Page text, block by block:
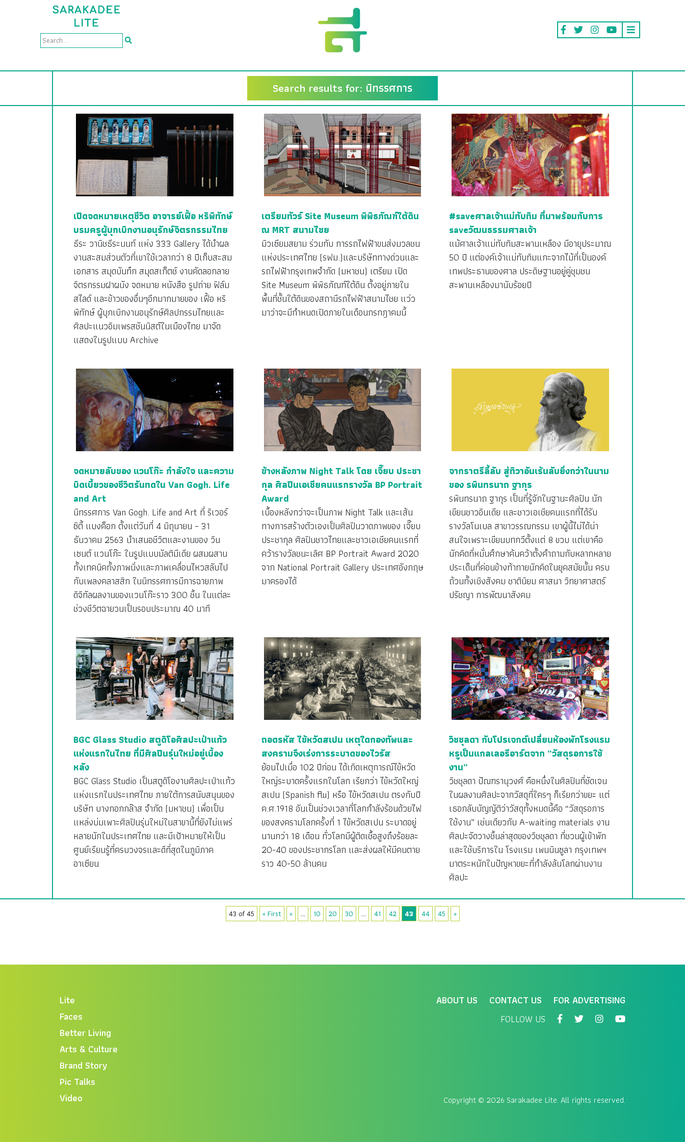
Search results for: นิทรรศการ
เปิดจดหมายเหตุชีวิต อาจารย์เฟื้อ หริพิทักษ์
บรมครูผู้บุกเบิกงานอนุรักษ์จิตรกรรมไทย
ธีระ วานิชธีระนนท์ แห่ง 333 Gallery ได้นำผล
งานสะสมส่วนตัวที่เขาใช้เวลากว่า 8 ปีเก็บสะสม
เอกสาร สมุดบันทึก สมุดสเก็ตช์ งานคัดลอกลาย
จิตรกรรมฝาผนัง จดหมาย หนังสือ รูปถ่าย ฟิล์ม
สไลด์ และข้าวของอื่นๆอีกมากมายของ เฟื้อ หริ
พิทักษ์ ผู้บุกเบิกงานอนุรักษ์ศิลปกรรมไทยและ
ศิลปะแนวอิมเพรสชันนิสต์ในเมืองไทย มาจัด
แสดงในรูปแบบ Archive
เตรียมทัวร์ Site Museum พิพิธภัณฑ์ใต้ดิน
ณ MRT สนามไชย
มิวเซียมสยาม ร่วมกับ การรถไฟฟ้าขนส่งมวลชน
แห่งประเทศไทย (รฟม.)และบริษัททางด่วนและ
รถไฟฟ้ากรุงเทพจำกัด (มหาชน) เตรียม เปิด
Site Museum พิพิธภัณฑ์ใต้ดิน ตั้งอยู่ภายใน
พื้นที่ชั้นใต้ดินของสถานีรถไฟฟ้าสนามไชย แว่ว
มาว่าจะมีกำหนดเปิดภายในเดือนกรกฎาคมนี้
#saveศาลเจ้าแม่ทับทิม ที่มาพร้อมกับการ
saveวัฒนธรรมศาลเจ้า
แม้ศาลเจ้าแม่ทับทิมสะพานเหลือง มีอายุประมาณ
50 ปี แต่องค์เจ้าแม่ทับทิมแกะจากไม้ที่เป็นองค์
เทพประธานของศาล ประดิษฐานอยู่คู่ชุมชน
สะพานเหลืองมานับร้อยปี
จดหมายลับของ แวนโก๊ะ กำลังใจ และความ
บิดเบี้ยวของชีวิตรันทดใน Van Gogh. Life
and Art
นิทรรศการ Van Gogh. Life and Art ที่ ริเวอร์
ซิตี้ แบงค็อก ตั้งแต่วันที่ 4 มิถุนายน – 31
ธันวาคม 2563 นำเสนอชีวิตและงานของ วิน
เซนต์ แวนโก๊ะ ในรูปแบบมัลติมีเดีย ผสมผสาน
ทั้งเทคนิคทั้งภาพนิ่งและภาพเคลื่อนไหวสลับไป
กับเพลงคลาสสิก ในนิทรรศการมีการฉายภาพ
ดิจิทัลผลงานของแวนโก๊ะราว 300 ชิ้น ในแต่ละ
ช่วงชีวิตฉายวนเป็นรอบประมาณ 40 นาที
ข้างหลังภาพ Night Talk โดย เจี๊ยบ ประชา
กุล ศิลปินเอเชียคนแรกรางวัล BP Portrait
Award
เบื้องหลังกว่าจะเป็นภาพ Night Talk และเส้น
ทางการสร้างตัวเองเป็นศิลปินวาดภาพของ เจี๊ยบ
ประชากุล ศิลปินชาวไทยและชาวเอเชียคนแรกที่
คว้ารางวัลชนะเลิศ BP Portrait Award 2020
จาก National Portrait Gallery ประเทศอังกฤษ
มาครองได้
จากราตรีลี้ลับ สู่ทิวาอันเร้นลับยิ่งกว่าในนาม
ของ รพินทรนาถ ฐากุร
รพินทรนาถ ฐากุร เป็นที่รู้จักในฐานะศิลปิน นัก
เขียนชาวอินเดีย และชาวเอเชียคนแรกที่ได้รับ
รางวัลโนเบล สาขาวรรณกรรม เขาผู้นี้ไม่ได้น่า
สนใจเพราะเขียนบทกวีตั้งแต่ 8 ขวบ แต่เขาคือ
นักคิดที่หมั่นศึกษาค้นคว้าตั้งคำถามกับหลากหลาย
ประเด็นที่ค่อนข้างท้าทายนักคิดในยุคสมัยนั้น ครบ
ถ้วนทั้งเชิงสังคม ชาตินิยม ศาสนา วิทยาศาสตร์
ปรัชญา การพัฒนาสังคม
BGC Glass Studio สตูดิโอศิลปะเป่าแก้ว
แห่งแรกในไทย ที่มีศิลปินรุ่นใหม่อยู่เบื้อง
หลัง
BGC Glass Studio เป็นสตูดิโองานศิลปะเป่าแก้ว
แห่งแรกในประเทศไทย ภายใต้การสนับสนุนของ
บริษัท บางกอกกล๊าส จำกัด (มหาชน) เพื่อเป็น
แหล่งบ่มเพาะศิลปินรุ่นใหม่ในสาขานี้ที่ยังไม่แพร่
หลายนักในประเทศไทย และมีเป้าหมายให้เป็น
ศูนย์เรียนรู้ที่ครบวงจรและดีที่สุดในภูมิภาค
อาเซียน
ถอดรหัส ไข้หวัดสเปน เหตุใดกองทัพและ
สงครามจึงเร่งการระบาดของไวรัส
ย้อนไปเมื่อ 102 ปีก่อน ได้เกิดเหตุการณ์ไข้หวัด
ใหญ่ระบาดครั้งแรกในโลก เรียกว่า ไข้หวัดใหญ่
สเปน (Spanish flu) หรือ ไข้หวัดสเปน ตรงกับปี
ค.ศ.1918 อันเป็นช่วงเวลาที่โลกกำลังร้อนด้วยไฟ
ของสงครามโลกครั้งที่ 1 ไข้หวัดสเปน ระบาดอยู่
นานกว่า 18 เดือน ทั่วโลกมีผู้ติดเชื้อสูงถึงร้อยละ
20-40 ของประชากรโลก และส่งผลให้มีคนตาย
ราว 40-50 ล้านคน
วิชชุลดา กับโปรเจกต์เปลี่ยนห้องพักโรงแรม
หรูเป็นแกลเลอรีอาร์ตจาก “วัสดุรอการใช้
งาน”
วิชชุลดา ปัณฑรานุวงศ์ คือหนึ่งในศิลปินที่ชัดเจน
ในผลงานศิลปะจากวัสดุที่ใครๆ ก็เรียกว่าขยะ แต่
เธอกลับบัญญัติว่าวัสดุทั้งหมดนี้คือ “วัสดุรอการ
ใช้งาน” เช่นเดียวกับ A-waiting materials งาน
ศิลปะจัดวางชิ้นล่าสุดของวิชชุลดา ที่ชวนผู้เข้าพัก
และใช้บริการใน โรงแรม เพนนินซูลา กรุงเทพฯ
มาตระหนักในปัญหาขยะที่กำลังล้นโลกผ่านงาน
ศิลปะ
43 of 45 « First « ... 10 20 30 ... 41 42 43 44 45 »
Lite
Faces
Better Living
Arts & Culture
Brand Story
Pic Talks
Video
ABOUT US CONTACT US
FOR ADVERTISING
FOLLOW US
Copyright © 2026 Sarakadee Lite. All rights reserved.